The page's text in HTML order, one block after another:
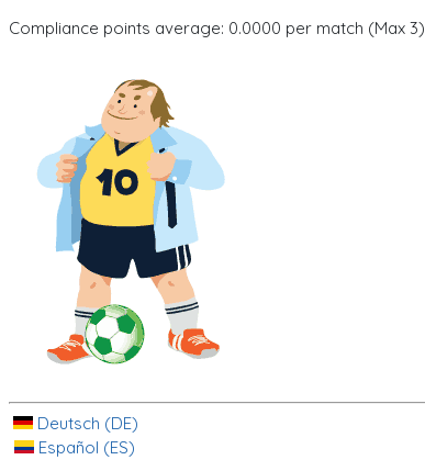
Compliance points average: 0.0000 per match (Max 3)
Deutsch (DE)
Español (ES)